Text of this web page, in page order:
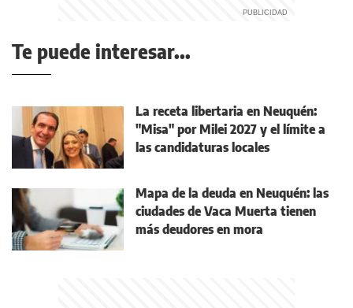
Te puede interesar...
La receta libertaria en Neuquén:
"Misa" por Milei 2027 y el límite a
las candidaturas locales
Mapa de la deuda en Neuquén: las
ciudades de Vaca Muerta tienen
más deudores en mora